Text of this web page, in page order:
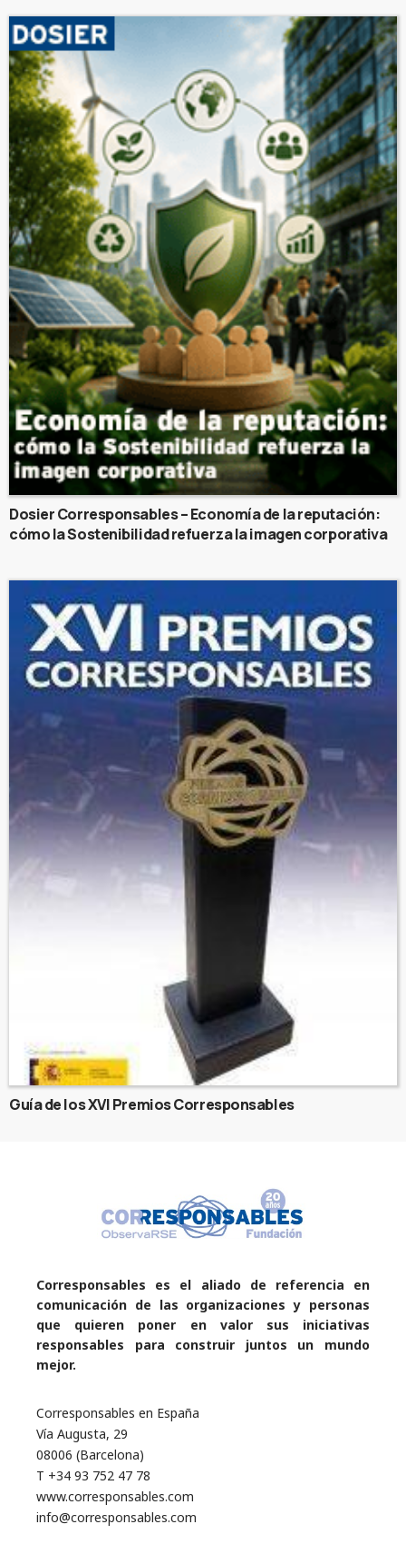
Dosier Corresponsables – Economía de la reputación:
cómo la Sostenibilidad refuerza la imagen corporativa
Guía de los XVI Premios Corresponsables
Corresponsables es el aliado de referencia en
comunicación de las organizaciones y personas
que quieren poner en valor sus iniciativas
responsables para construir juntos un mundo
mejor.
Corresponsables en España
Vía Augusta, 29
08006 (Barcelona)
T +34 93 752 47 78
www.corresponsables.com
info@corresponsables.com